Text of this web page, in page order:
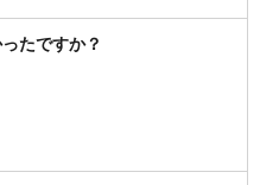
たですか？